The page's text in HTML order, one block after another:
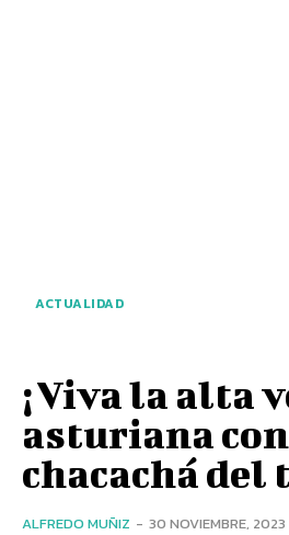
ACTUALIDAD
¡Viva la alta
asturiana
chacachá del
ALFREDO MUÑIZ - 30 NOVIEMBRE, 2023